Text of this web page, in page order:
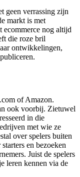
geen verrassing zijn
markt is met
ecommerce nog altijd
die roze bril
ontwikkelingen,
of Amazon.
ook voorbij. Zietuwel
in die
met wie ze
over spelers buiten
en bezoeken
Juist de spelers
leren kennen via de